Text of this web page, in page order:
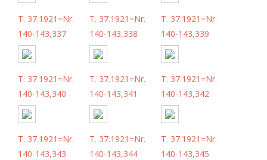
T. 37.1921=Nr.
140-143,337
T. 37.1921=Nr.
140-143,338
T. 37.1921=Nr.
140-143,339
T. 37.1921=Nr.
140-143,340
T. 37.1921=Nr.
140-143,341
T. 37.1921=Nr.
140-143,342
T. 37.1921=Nr.
140-143,343
T. 37.1921=Nr.
140-143,344
T. 37.1921=Nr.
140-143,345